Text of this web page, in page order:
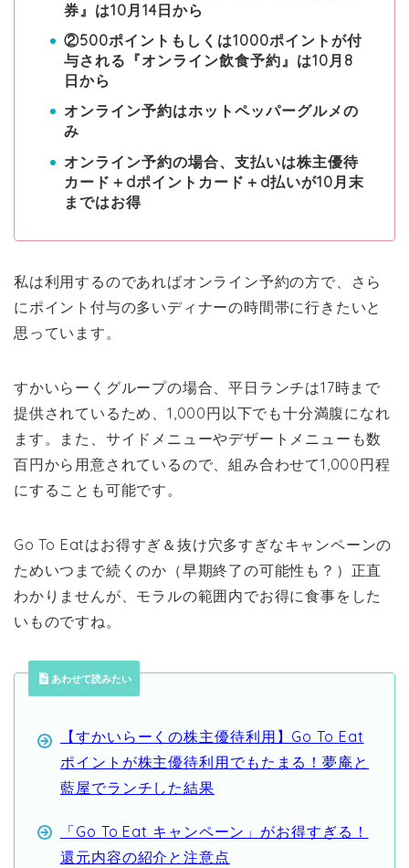
券』は10月14日から
②500ポイントもしくは1000ポイントが付
与される『オンライン飲食予約』は10月8
日から
オンライン予約はホットペッパーグルメの
み
オンライン予約の場合、支払いは株主優待
カード＋dポイントカード＋d払いが10月末
まではお得
私は利用するのであればオンライン予約の方で、さら
にポイント付与の多いディナーの時間帯に行きたいと
思っています。
すかいらーくグループの場合、平日ランチは17時まで
提供されているため、1,000円以下でも十分満腹になれ
ます。また、サイドメニューやデザートメニューも数
百円から用意されているので、組み合わせて1,000円程
にすることも可能です。
Go To Eatはお得すぎ＆抜け穴多すぎなキャンペーンの
ためいつまで続くのか（早期終了の可能性も？）正直
わかりませんが、モラルの範囲内でお得に食事をした
いものですね。
あわせて読みたい
【すかいらーくの株主優待利用】Go To Eat
ポイントが株主優待利用でもたまる！夢庵と
藍屋でランチした結果
「Go To Eat キャンペーン」がお得すぎる！
還元内容の紹介と注意点